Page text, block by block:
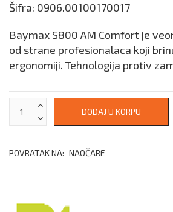
Šifra: 0906.00100170017
Baymax S800 AM Comfort je
od strane profesionalaca koji
ergonomiji. Tehnologija protiv
POVRATAK NA: NAOČARE